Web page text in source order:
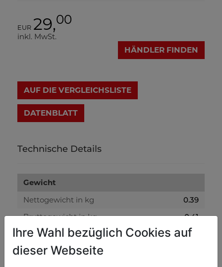
EUR 29,00
inkl. MwSt.
HÄNDLER FINDEN
AUF DIE VERGLEICHSLISTE
DATENBLATT
Technische Details
Gewicht
Nettogewicht in kg
0.39
Bruttogewicht in kg
0.41
Versandmaße
Ihre Wahl bezüglich Cookies auf
dieser Webseite